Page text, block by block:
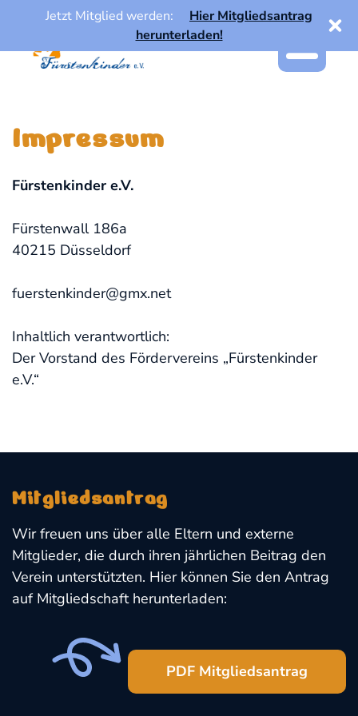
content
Jetzt Mitglied werden:
Hier Mitgliedsantrag
herunterladen!
Impressum
Fürstenkinder e.V.
Fürstenwall 186a
40215 Düsseldorf
fuerstenkinder@gmx.net
Inhaltlich verantwortlich:
Der Vorstand des Fördervereins „Fürstenkinder
e.V.“
Mitgliedsantrag
Wir freuen uns über alle Eltern und externe
Mitglieder, die durch ihren jährlichen Beitrag den
Verein unterstützten. Hier können Sie den Antrag
auf Mitgliedschaft herunterladen:
PDF Mitgliedsantrag